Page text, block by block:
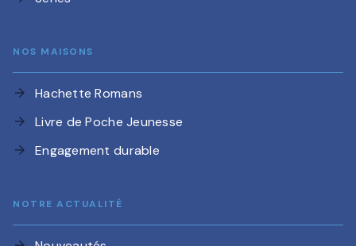
NOS MAISONS
arrow_forward Hachette Romans
arrow_forward Livre de Poche Jeunesse
arrow_forward Engagement durable
NOTRE ACTUALITÉ